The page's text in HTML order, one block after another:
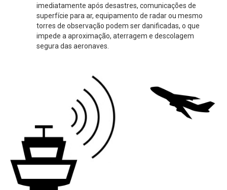
imediatamente após desastres, comunicações de
superfície para ar, equipamento de radar ou mesmo
torres de observação podem ser danificadas, o que
impede a aproximação, aterragem e descolagem
segura das aeronaves.​​​​​​​